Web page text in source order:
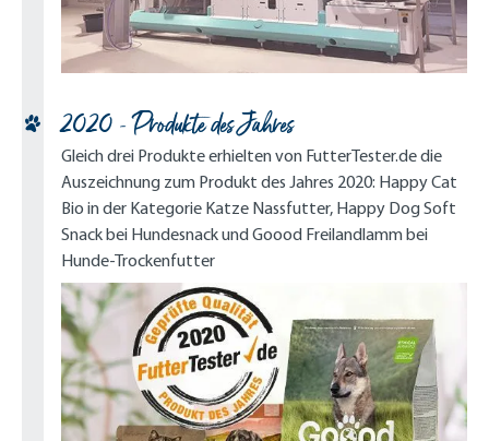
2020 - Produkte des Jahres
Gleich drei Produkte erhielten von FutterTester.de die
Auszeichnung zum Produkt des Jahres 2020: Happy Cat
Bio in der Kategorie Katze Nassfutter, Happy Dog Soft
Snack bei Hundesnack und Goood Freilandlamm bei
Hunde-Trockenfutter